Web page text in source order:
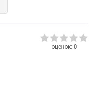
оценок: 0